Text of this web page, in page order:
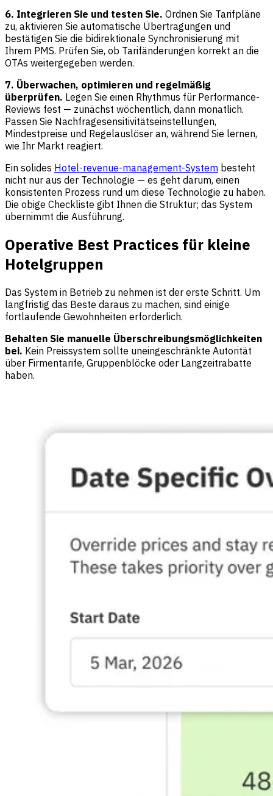
6. Integrieren Sie und testen Sie. Ordnen Sie Tarifpläne
zu, aktivieren Sie automatische Übertragungen und
bestätigen Sie die bidirektionale Synchronisierung mit
Ihrem PMS. Prüfen Sie, ob Tarifänderungen korrekt an die
OTAs weitergegeben werden.
7. Überwachen, optimieren und regelmäßig
überprüfen. Legen Sie einen Rhythmus für Performance-
Reviews fest — zunächst wöchentlich, dann monatlich.
Passen Sie Nachfragesensitivitätseinstellungen,
Mindestpreise und Regelauslöser an, während Sie lernen,
wie Ihr Markt reagiert.
Ein solides Hotel-revenue-management-System besteht
nicht nur aus der Technologie — es geht darum, einen
konsistenten Prozess rund um diese Technologie zu haben.
Die obige Checkliste gibt Ihnen die Struktur; das System
übernimmt die Ausführung.
Operative Best Practices für kleine
Hotelgruppen
Das System in Betrieb zu nehmen ist der erste Schritt. Um
langfristig das Beste daraus zu machen, sind einige
fortlaufende Gewohnheiten erforderlich.
Behalten Sie manuelle Überschreibungsmöglichkeiten
bei. Kein Preissystem sollte uneingeschränkte Autorität
über Firmentarife, Gruppenblöcke oder Langzeitrabatte
haben.